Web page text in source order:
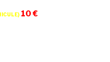
10 €